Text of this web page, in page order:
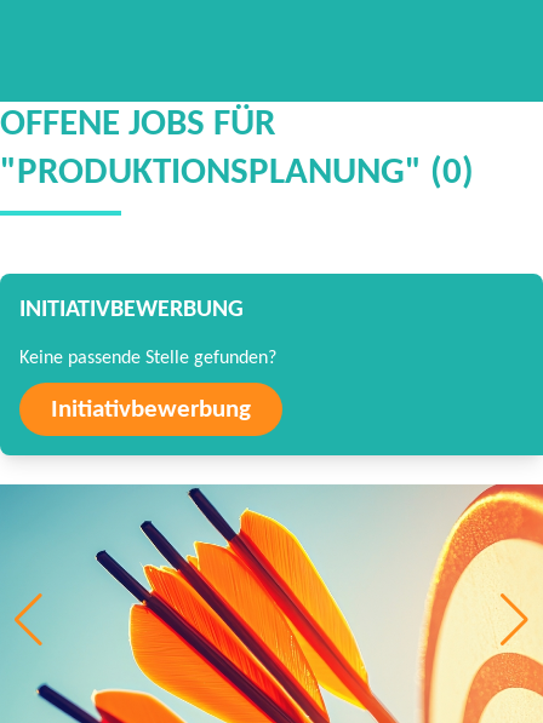
OFFENE JOBS FÜR
"PRODUKTIONSPLANUNG" (0)
INITIATIVBEWERBUNG
Keine passende Stelle gefunden?
Initiativbewerbung